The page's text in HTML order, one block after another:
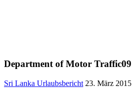
Department of Motor Traffic09
Sri Lanka Urlaubsbericht 23. März 2015